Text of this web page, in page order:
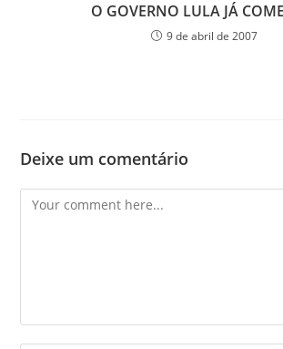
O GOVERNO LULA JÁ
9 de abril de 2007
Deixe um comentário